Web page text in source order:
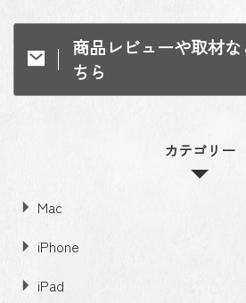
商品レビューや取材
ちら
カテゴリー
Mac
iPhone
iPad